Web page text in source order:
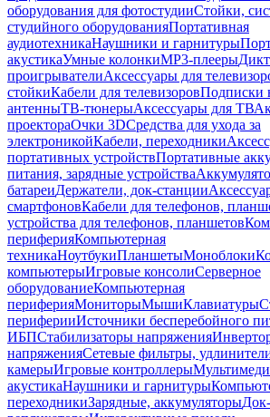
оборудования для фотостудииСтойки,
студийного оборудованияПортативная
аудиотехникаНаушники и гарнитуры
акустикаУмные колонкиMP3-плееры
проигрывателиАксессуары для
стойкиКабели для телевизоровПодписки
антенныТВ-тюнерыАксессуары для ТВ
проектораОчки 3DСредства для ухода за
электроникойКабели, переходники
портативных устройствПортативные
питания, зарядные устройства
батареиДержатели, док-станции
смартфоновКабели для телефонов,
устройства для телефонов, планшетов
периферияКомпьютерная
техникаНоутбукиПланшетыМоноблоки
компьютерыИгровые консолиСерверное
оборудованиеКомпьютерная
периферияМониторыМышиКлавиатуры
периферииИсточники бесперебойного
ИБПСтабилизаторы напряжения
напряженияСетевые фильтры,
камерыИгровые контроллеры
акустикаНаушники и гарнитуры
переходникиЗарядные, аккумуляторы